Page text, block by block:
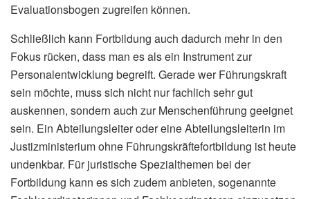
Evaluationsbogen zugreifen können.
Schließlich kann Fortbildung auch dadurch mehr in den
Fokus rücken, dass man es als ein Instrument zur
Personalentwicklung begreift. Gerade wer Führungskraft
sein möchte, muss sich nicht nur fachlich sehr gut
auskennen, sondern auch zur Menschenführung geeignet
sein. Ein Abteilungsleiter oder eine Abteilungsleiterin im
Justizministerium ohne Führungskräftefortbildung ist heute
undenkbar. Für juristische Spezialthemen bei der
Fortbildung kann es sich zudem anbieten, sogenannte